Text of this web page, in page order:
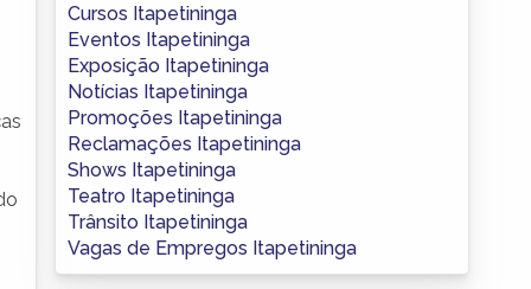
Cursos Itapetininga
Eventos Itapetininga
Exposição Itapetininga
Notícias Itapetininga
Promoções Itapetininga
Reclamações Itapetininga
Shows Itapetininga
Teatro Itapetininga
Trânsito Itapetininga
Vagas de Empregos Itapetininga